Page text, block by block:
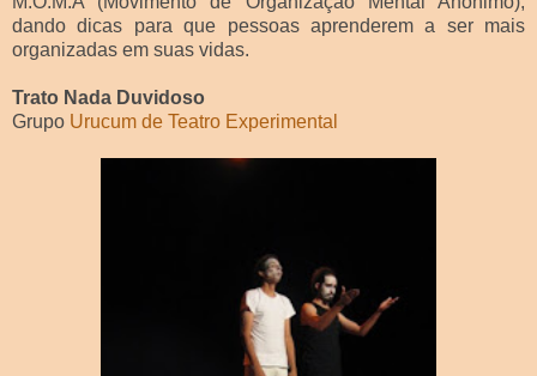
dando dicas para que pessoas aprenderem a ser mais
organizadas em suas vidas.
Trato Nada Duvidoso
Grupo Urucum de Teatro Experimental